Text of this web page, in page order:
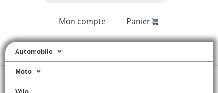
Mon compte Panier
Automobile
Moto
Vélo